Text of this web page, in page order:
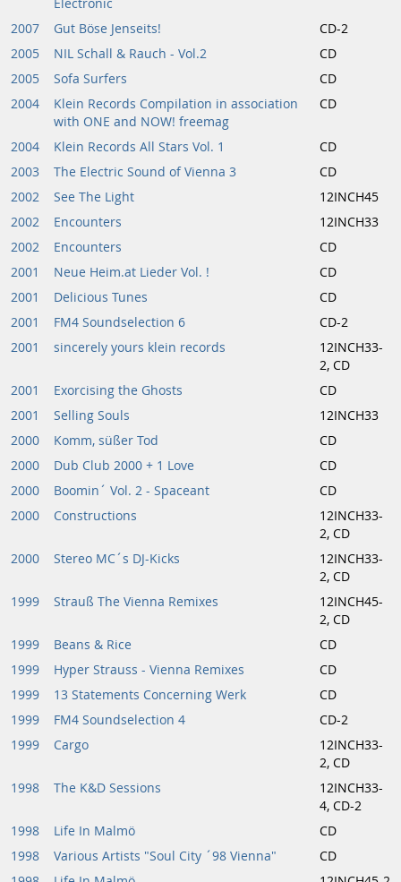
Electronic
2007 Gut Böse Jenseits!
CD-2
2005
NIL Schall & Rauch - Vol.2
CD
2005
Sofa Surfers
CD
2004
Klein Records Compilation in association
with ONE and NOW! freemag
CD
2004 Klein Records All Stars Vol. 1
CD
2003
The Electric Sound of Vienna 3
CD
2002
See The Light
12INCH45
2002
Encounters
12INCH33
2002
Encounters
CD
2001
Neue Heim.at Lieder Vol. !
CD
2001
Delicious Tunes
CD
2001
FM4 Soundselection 6
CD-2
2001
sincerely yours klein records
12INCH33-
2, CD
2001
Exorcising the Ghosts
CD
2001
Selling Souls
12INCH33
2000
Komm, süßer Tod
CD
2000
Dub Club 2000 + 1 Love
CD
2000
Boomin´ Vol. 2 - Spaceant
CD
2000
Constructions
12INCH33-
2, CD
2000
Stereo MC´s DJ-Kicks
12INCH33-
2, CD
1999
Strauß The Vienna Remixes
12INCH45-
2, CD
1999
Beans & Rice
CD
1999
Hyper Strauss - Vienna Remixes
CD
1999
13 Statements Concerning Werk
CD
1999
FM4 Soundselection 4
CD-2
1999
Cargo
12INCH33-
2, CD
1998
The K&D Sessions
12INCH33-
4, CD-2
1998
Life In Malmö
CD
1998
Various Artists "Soul City ´98 Vienna"
CD